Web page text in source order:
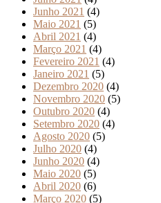
Junho 2021 (4)
Maio 2021 (5)
Abril 2021 (4)
Março 2021 (4)
Fevereiro 2021 (4)
Janeiro 2021 (5)
Dezembro 2020 (4)
Novembro 2020 (5)
Outubro 2020 (4)
Setembro 2020 (4)
Agosto 2020 (5)
Julho 2020 (4)
Junho 2020 (4)
Maio 2020 (5)
Abril 2020 (6)
Março 2020 (5)